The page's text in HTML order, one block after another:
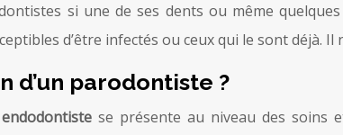
si une de ses dents ou même
d’être infectés ou ceux qui le sont déjà.
d’un parodontiste ?
se présente au niveau des soins